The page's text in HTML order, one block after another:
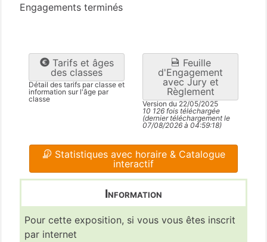
Engagements terminés
Tarifs et âges
des classes
Détail des tarifs par classe et
information sur l'âge par
classe
Feuille
d'Engagement
avec Jury et
Règlement
Version du 22/05/2025
10 126 fois téléchargée
(dernier téléchargement le
07/08/2026 à 04:59:18)
Statistiques avec horaire & Catalogue
interactif
Information
Pour cette exposition, si vous vous êtes inscrit
par internet